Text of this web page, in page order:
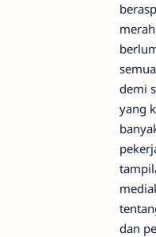
demi
yang
dan